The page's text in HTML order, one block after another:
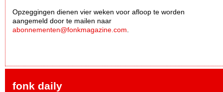
Opzeggingen dienen vier weken voor afloop te worden
aangemeld door te mailen naar
abonnementen@fonkmagazine.com
fonk daily